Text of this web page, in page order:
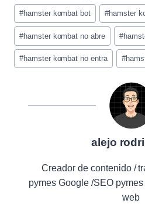
la
entrada:
#hamster kombat bot #hamster
#hamster kombat no abre #
#hamster kombat no entra #
alejo
Creador de contenido /
pymes Google /SEO
web